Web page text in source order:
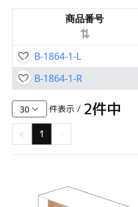
商品番号
⇅
B-1864-1-L
B-1864-1-R
件表示 / 2件中
< 1 >